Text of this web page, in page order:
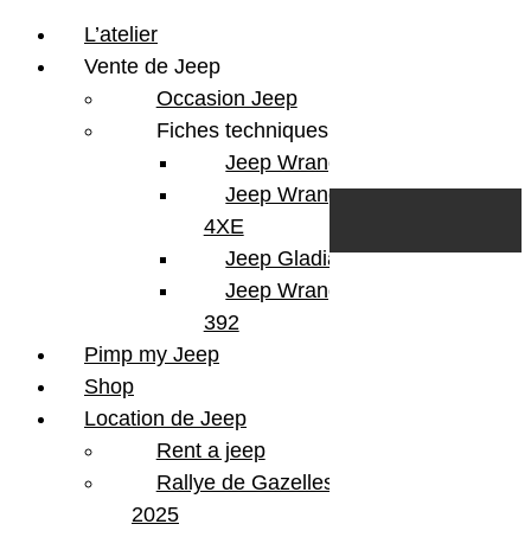
Gladiator
Rubicon
KMS
78300
Sting Grey
4 Portes
Essence
Automatique
L’atelier
Vente de Jeep
Occasion Jeep
Fiches techniques
Jeep Wrangler JL
Jeep Wrangler
4XE
Jeep Gladiator
Jeep Wrangler V8
392
Pimp my Jeep
Shop
Location de Jeep
Rent a jeep
Rallye de Gazelles
2025